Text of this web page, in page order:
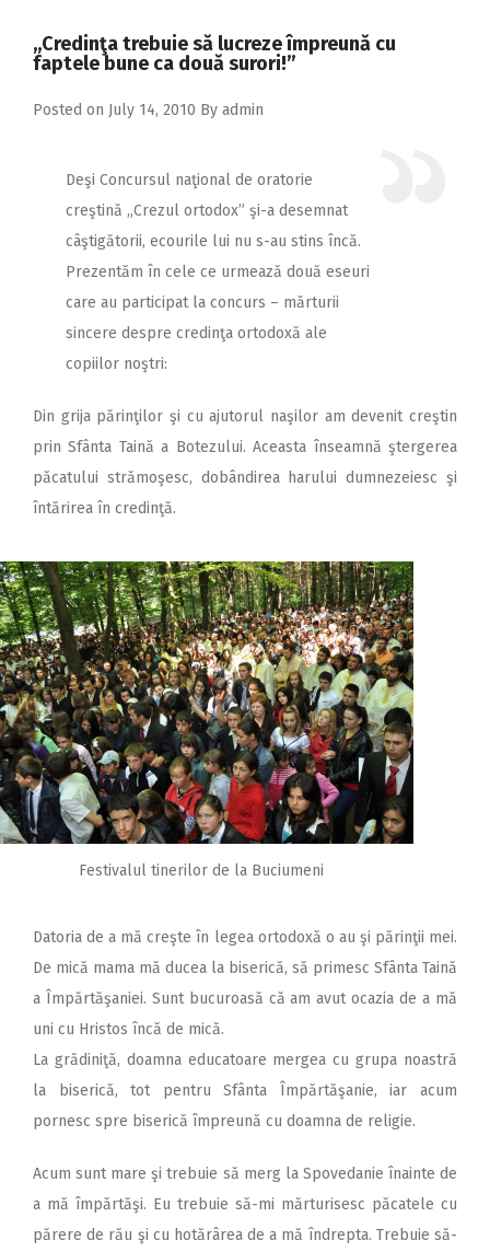
2017
,,Credinţa trebuie să lucreze împreună cu
faptele bune ca două surori!”
Posted on July 14, 2010 By admin
Deşi Concursul naţional de oratorie
creştină „Crezul ortodox” şi-a desemnat
câştigătorii, ecourile lui nu s-au stins încă.
Prezentăm în cele ce urmează două eseuri
care au participat la concurs – mărturii
sincere despre credinţa ortodoxă ale
copiilor noştri:
Din grija părinţilor şi cu ajutorul naşilor am devenit creştin
prin Sfânta Taină a Botezului. Aceasta înseamnă ştergerea
păcatului strămoşesc, dobândirea harului dumnezeiesc şi
întărirea în credinţă.
Festivalul tinerilor de la Buciumeni
Datoria de a mă creşte în legea ortodoxă o au şi părinţii mei.
De mică mama mă ducea la biserică, să primesc Sfânta Taină
a Împărtăşaniei. Sunt bucuroasă că am avut ocazia de a mă
uni cu Hristos încă de mică.
La grădiniţă, doamna educatoare mergea cu grupa noastră
la biserică, tot pentru Sfânta Împărtăşanie, iar acum
pornesc spre biserică împreună cu doamna de religie.
Acum sunt mare şi trebuie să merg la Spovedanie înainte de
a mă împărtăşi. Eu trebuie să-mi mărturisesc păcatele cu
părere de rău şi cu hotărârea de a mă îndrepta. Trebuie să-